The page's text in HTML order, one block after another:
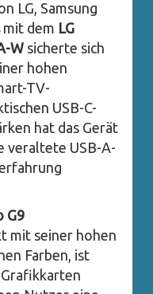
LG, Samsung
mit dem LG
W sicherte sich
hohen
TV-
USB-C-
hat das Gerät
veraltete USB-A-
G9
mit seiner hohen
Farben, ist